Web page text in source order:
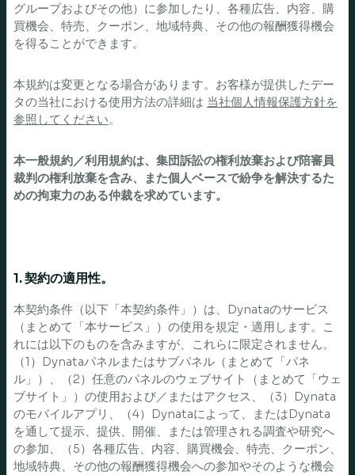
グループおよびその他）に参加したり、各種広告、内容、購
買機会、特売、クーポン、地域特典、その他の報酬獲得機会
を得ることができます。
本規約は変更となる場合があります。お客様が提供したデー
タの当社における使用方法の詳細は 当社個人情報保護方針を
参照してください。
本一般規約／利用規約は、集団訴訟の権利放棄および陪審員
裁判の権利放棄を含み、また個人ベースで紛争を解決するた
めの拘束力のある仲裁を求めています。
1. 契約の適用性。
本契約条件（以下「本契約条件」）は、Dynataのサービス
（まとめて「本サービス」）の使用を規定・適用します。こ
れには以下のものを含みますが、これらに限定されません。
（1）Dynataパネルまたはサブパネル（まとめて「パネ
ル」）、（2）任意のパネルのウェブサイト（まとめて「ウェ
ブサイト」）の使用および／またはアクセス、（3）Dynata
のモバイルアプリ、（4）Dynataによって、またはDynata
を通して提示、提供、開催、または管理される調査や研究へ
の参加、（5）各種広告、内容、購買機会、特売、クーポン、
地域特典、その他の報酬獲得機会への参加やそのような機会